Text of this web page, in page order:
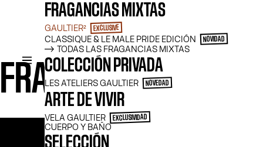
FRAGANCIAS MIXTAS
GAULTIER² EXCLUSIVE
CLASSIQUE & LE MALE PRIDE EDICIÓN NOVIDAD
TODAS LAS FRAGANCIAS MIXTAS
COLECCIÓN PRIVADA
LES ATELIERS GAULTIER NOVEDAD
ARTE DE VIVIR
VELA GAULTIER EXCLUSIVIDAD
CUERPO Y BAÑO
SELECCIÓN
FILTRAR
FRAGANCIAS